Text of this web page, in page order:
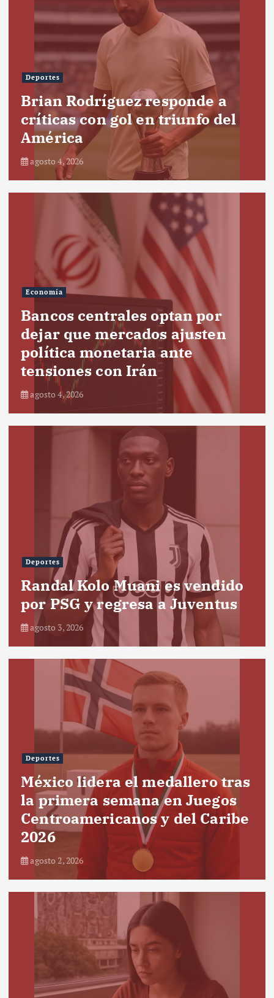
Deportes
Brian Rodríguez responde a
críticas con gol en triunfo del
América
agosto 4, 2026
Economía
Bancos centrales optan por
dejar que mercados ajusten
política monetaria ante
tensiones con Irán
agosto 4, 2026
Deportes
Randal Kolo Muani es vendido
por PSG y regresa a Juventus
agosto 3, 2026
Deportes
México lidera el medallero tras
la primera semana en Juegos
Centroamericanos y del Caribe
2026
agosto 2, 2026